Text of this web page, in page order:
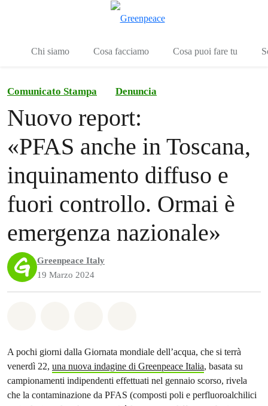
Chi siamo Cosa facciamo Cosa puoi fare tu
Comunicato Stampa Denuncia
Nuovo report:
«PFAS anche in Toscana,
inquinamento diffuso e
fuori controllo. Ormai è
emergenza nazionale»
Greenpeace Italy
19 Marzo 2024
A pochi giorni dalla Giornata mondiale dell’acqua, che si terrà
venerdì 22, una nuova indagine di Greenpeace Italia, basata su
campionamenti indipendenti effettuati nel gennaio scorso, rivela
che la contaminazione da PFAS (composti poli e perfluoroalchilici